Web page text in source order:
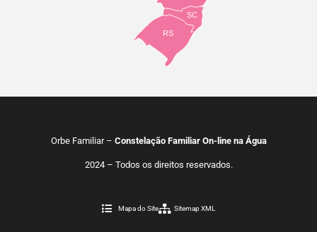
SC
RS
Orbe Familiar – Constelação Familiar On-line na Água
2024 – Todos os direitos reservados.
Mapa do Site Sitemap XML